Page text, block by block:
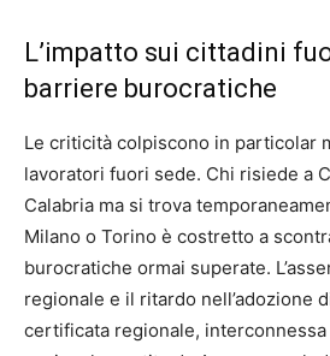
L’impatto sui cittadini
barriere burocratiche
Le criticità colpiscono in particolar
lavoratori fuori sede. Chi risiede a
Calabria ma si trova
Milano o Torino è costretto a
burocratiche ormai superate.
regionale e il ritardo nell’adozione
certificata regionale, interconnessa